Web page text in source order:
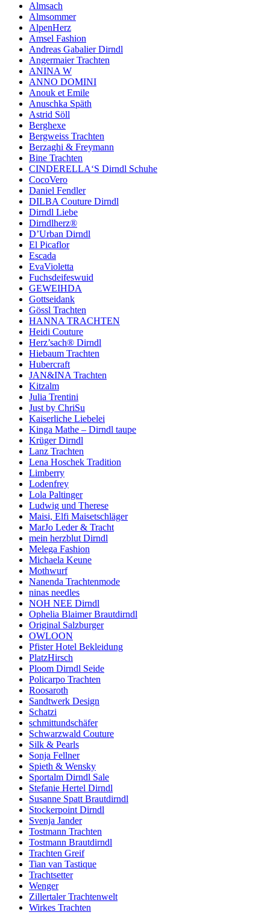
Almsach
Almsommer
AlpenHerz
Amsel Fashion
Andreas Gabalier Dirndl
Angermaier Trachten
ANINA W
ANNO DOMINI
Anouk et Emile
Anuschka Späth
Astrid Söll
Berghexe
Bergweiss Trachten
Berzaghi & Freymann
Bine Trachten
CINDERELLA‘S Dirndl Schuhe
CocoVero
Daniel Fendler
DILBA Couture Dirndl
Dirndl Liebe
Dirndlherz®
D’Urban Dirndl
El Picaflor
Escada
EvaVioletta
Fuchsdeifeswuid
GEWEIHDA
Gottseidank
Gössl Trachten
HANNA TRACHTEN
Heidi Couture
Herz’sach® Dirndl
Hiebaum Trachten
Hubercraft
JAN&INA Trachten
Kitzalm
Julia Trentini
Just by ChriSu
Kaiserliche Liebelei
Kinga Mathe – Dirndl taupe
Krüger Dirndl
Lanz Trachten
Lena Hoschek Tradition
Limberry
Lodenfrey
Lola Paltinger
Ludwig und Therese
Maisi, Elfi Maisetschläger
MarJo Leder & Tracht
mein herzblut Dirndl
Melega Fashion
Michaela Keune
Mothwurf
Nanenda Trachtenmode
ninas needles
NOH NEE Dirndl
Ophelia Blaimer Brautdirndl
Original Salzburger
OWLOON
Pfister Hotel Bekleidung
PlatzHirsch
Ploom Dirndl Seide
Policarpo Trachten
Roosaroth
Sandtwerk Design
Schatzi
schmittundschäfer
Schwarzwald Couture
Silk & Pearls
Sonja Fellner
Spieth & Wensky
Sportalm Dirndl Sale
Stefanie Hertel Dirndl
Susanne Spatt Brautdirndl
Stockerpoint Dirndl
Svenja Jander
Tostmann Trachten
Tostmann Brautdirndl
Trachten Greif
Tian van Tastique
Trachtsetter
Wenger
Zillertaler Trachtenwelt
Wirkes Trachten